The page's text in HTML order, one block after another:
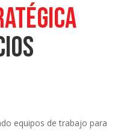
equipos de trabajo para